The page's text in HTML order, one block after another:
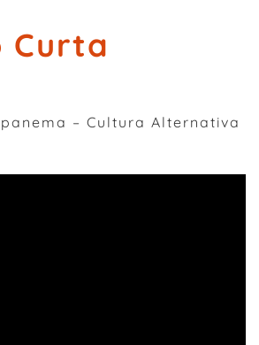
Curta
– Cultura Alternativa